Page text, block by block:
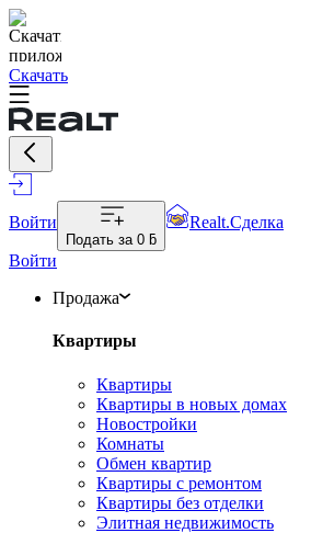
Скачать
Войти
Подать за 0 ƃ
Realt.Сделка
Войти
Продажа
Квартиры
Квартиры
Квартиры в новых домах
Новостройки
Комнаты
Обмен квартир
Квартиры с ремонтом
Квартиры без отделки
Элитная недвижимость